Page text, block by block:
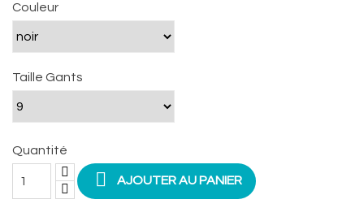
Couleur
Taille Gants
Quantité
 AJOUTER AU PANIER